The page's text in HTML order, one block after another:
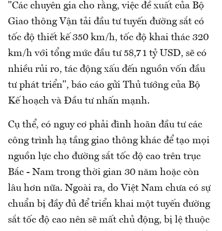
"Các chuyên gia cho rằng, việc đề xuất của Bộ
Giao thông Vận tải đầu tư tuyến đường sắt có
tốc độ thiết kế 350 km/h, tốc độ khai thác 320
km/h với tổng mức đầu tư 58,71 tỷ USD, sẽ có
nhiều rủi ro, tác động xấu đến nguồn vốn đầu
tư phát triển", báo cáo gửi Thủ tướng của Bộ
Kế hoạch và Đầu tư nhấn mạnh.
Cụ thể, có nguy cơ phải đình hoãn đầu tư các
công trình hạ tầng giao thông khác để tạo mọi
nguồn lực cho đường sắt tốc độ cao trên trục
Bắc - Nam trong thời gian 30 năm hoặc còn
lâu hơn nữa. Ngoài ra, do Việt Nam chưa có sự
chuẩn bị đầy đủ để triển khai một tuyến đường
sắt tốc độ cao nên sẽ mất chủ động, bị lệ thuộc